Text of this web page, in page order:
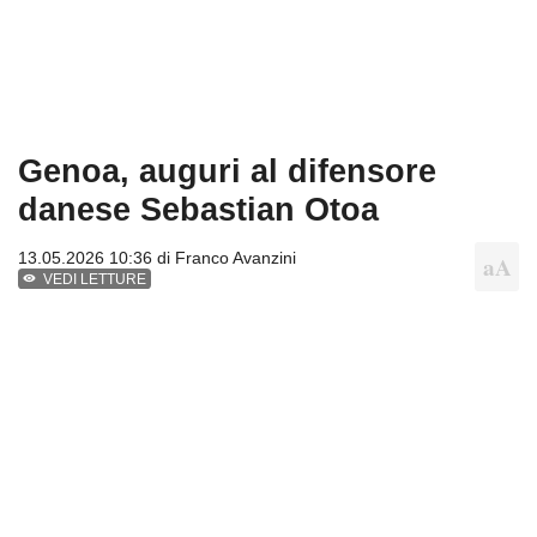
Genoa, auguri al difensore
danese Sebastian Otoa
13.05.2026 10:36 di Franco Avanzini
VEDI LETTURE